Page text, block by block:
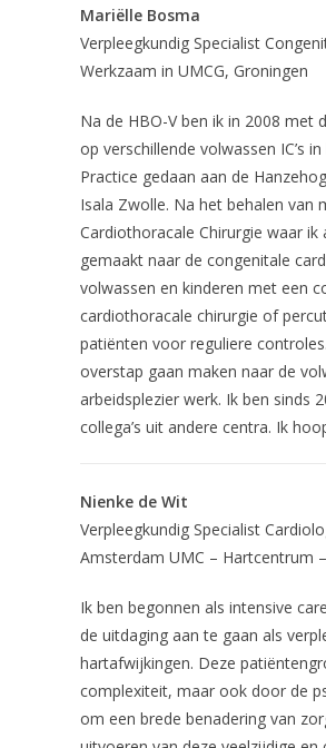
Mariëlle Bosma
Verpleegkundig Specialist
Werkzaam in UMCG, Groningen
Na de HBO-V ben ik in 2008 met
op verschillende volwassen IC’s
Practice gedaan aan de
Isala Zwolle. Na het behalen van
Cardiothoracale Chirurgie waar
gemaakt naar de congenitale
volwassen en kinderen met een
cardiothoracale chirurgie of
patiënten voor reguliere
overstap gaan maken naar de
arbeidsplezier werk. Ik ben sinds
collega’s uit andere centra. Ik
Nienke de Wit
Verpleegkundig Specialist
Amsterdam UMC – Hartcentrum
Ik ben begonnen als intensive
de uitdaging aan te gaan als
hartafwijkingen. Deze
complexiteit, maar ook door de
om een brede benadering van